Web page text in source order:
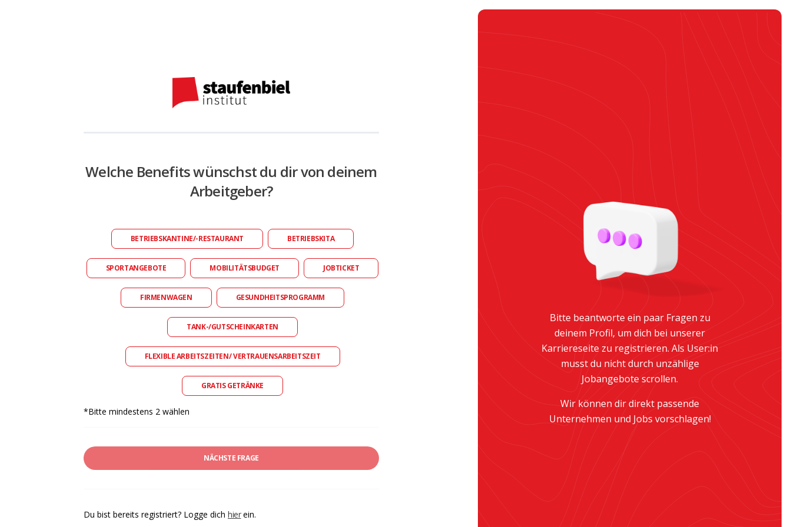
Welche Benefits wünschst du dir von deinem
Arbeitgeber?
BETRIEBSKANTINE/-RESTAURANT BETRIEBSKITA
SPORTANGEBOTE MOBILITÄTSBUDGET JOBTICKET
FIRMENWAGEN GESUNDHEITSPROGRAMM
TANK-/GUTSCHEINKARTEN
FLEXIBLE ARBEITSZEITEN/ VERTRAUENSARBEITSZEIT
GRATIS GETRÄNKE
*Bitte mindestens 2 wählen
NÄCHSTE FRAGE
Du bist bereits registriert? Logge dich hierein.
Bitte beantworte ein paar Fragen zu
deinem Profil, um dich bei unserer
Karriereseite zu registrieren. Als User:in
musst du nicht durch unzählige
Jobangebote scrollen.
Wir können dir direkt passende
Unternehmen und Jobs vorschlagen!